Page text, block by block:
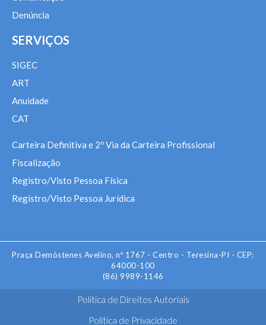
Denúncia
SERVIÇOS
SIGEC
ART
Anuidade
CAT
Carteira Definitiva e 2º Via da Carteira Profissional
Fiscalização
Registro/Visto Pessoa Física
Registro/Visto Pessoa Jurídica
Praça Demóstenes Avelino, nº 1767 - Centro - Teresina-PI - CEP:
64000-100
(86) 9989-1146
Politica de Direitos Autoriais
Politica de Privacidade